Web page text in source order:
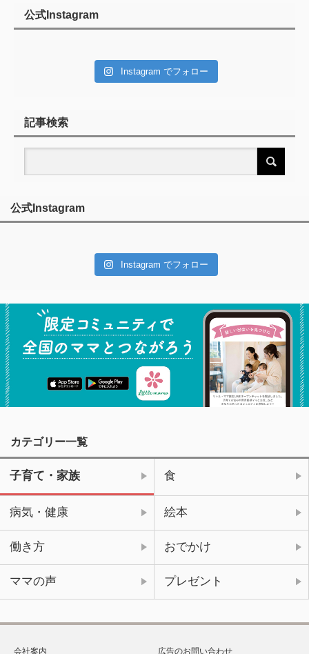
公式Instagram
Instagram でフォロー
記事検索
公式Instagram
Instagram でフォロー
カテゴリー一覧
子育て・家族 食
病気・健康 絵本
働き方 おでかけ
ママの声 プレゼント
会社案内 広告のお問い合わせ